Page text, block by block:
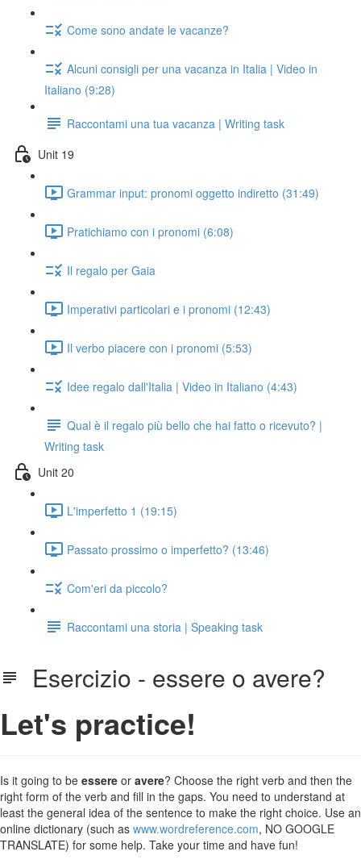
Come sono andate le vacanze?
Alcuni consigli per una vacanza in Italia | Video in
Italiano (9:28)
Raccontami una tua vacanza | Writing task
Unit 19
Grammar input: pronomi oggetto indiretto (31:49)
Pratichiamo con i pronomi (6:08)
Il regalo per Gaia
Imperativi particolari e i pronomi (12:43)
Il verbo piacere con i pronomi (5:53)
Idee regalo dall'Italia | Video in Italiano (4:43)
Qual è il regalo più bello che hai fatto o ricevuto? |
Writing task
Unit 20
L'imperfetto 1 (19:15)
Passato prossimo o imperfetto? (13:46)
Com'eri da piccolo?
Raccontami una storia | Speaking task
Esercizio - essere o avere?
Let's practice!
Is it going to be essere or avere? Choose the right verb and then the
right form of the verb and fill in the gaps. You need to understand at
least the general idea of the sentence to make the right choice. Use an
online dictionary (such as www.wordreference.com, NO GOOGLE
TRANSLATE) for some help. Take your time and have fun!